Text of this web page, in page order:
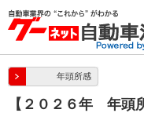
年頭所感
【２０２６年 年頭